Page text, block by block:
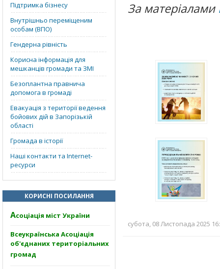
Підтримка бізнесу
Внутрішньо переміщеним
особам (ВПО)
Гендерна рівність
Корисна інформація для
мешканців громади та ЗМІ
Безоплантна правнича
допомога в громаді
Евакуація з території ведення
бойових дій в Запорізькій
області
Громада в історії
Наші контакти та Internet-
ресурси
КОРИСНІ ПОСИЛАННЯ
Асоціація міст України
Всеукраїнська Асоціація
об'єднаних територіальних
громад
За матеріалами
субота, 08 Листопада 2025